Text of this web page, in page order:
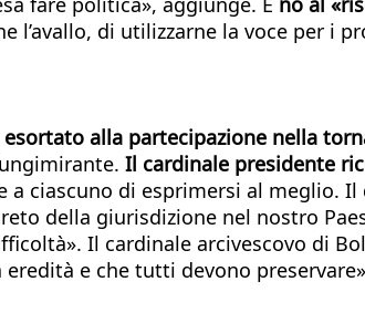
l’avallo, di utilizzarne la voce per i
alla partecipazione nella
Il cardinale presidente
ciascuno di esprimersi al meglio.
della giurisdizione nel nostro
Il cardinale arcivescovo di
e che tutti devono